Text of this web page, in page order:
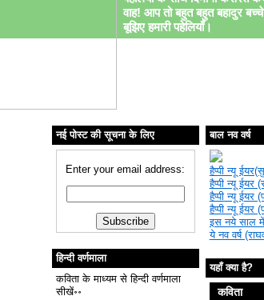
वाह! आप तो बहुत बहुत बहादुर
बूझिए हमारी पहेलियाँ।
नई पोस्ट की सूचना के लिए
Enter your email address:
हिन्दी वर्णमाला
कविता के माध्यम से हिन्दी वर्णमाला
सीखें॰॰
बाल नव वर्ष
हैप्पी न्यू
हैप्पी न्यू ईयर
हैप्पी न्यू ईयर
हैप्पी न्यू ईयर
इस नये साल
ये नव वर्ष
यहाँ क्या है?
कविता